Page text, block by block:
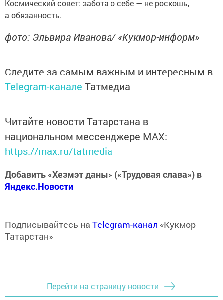
Космический совет: забота о себе — не роскошь,
а обязанность.
фото: Эльвира Иванова/ «Кукмор-информ»
Следите за самым важным и интересным в
Telegram-канале Татмедиа
Читайте новости Татарстана в
национальном мессенджере MАХ:
https://max.ru/tatmedia
Добавить «Хезмэт даны» («Трудовая слава») в
Яндекс.Новости
Подписывайтесь на Telegram-канал «Кукмор
Татарстан»
Перейти на страницу новости